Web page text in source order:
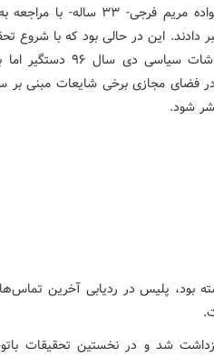
بیستم تیر پارسال بود که خانواده مریم فرجی- ۳۳ ساله-
این در حالی بود که با شروع
مشخص شد مریم در جریان درگیری‌ها و اغتشاشات سیاسی دی
فضای مجازی برخی شایعات مبنی بر
شود.
بود، پلیس در ردیابی آخرین
بازداشت شد و در نخستین تحقیقات